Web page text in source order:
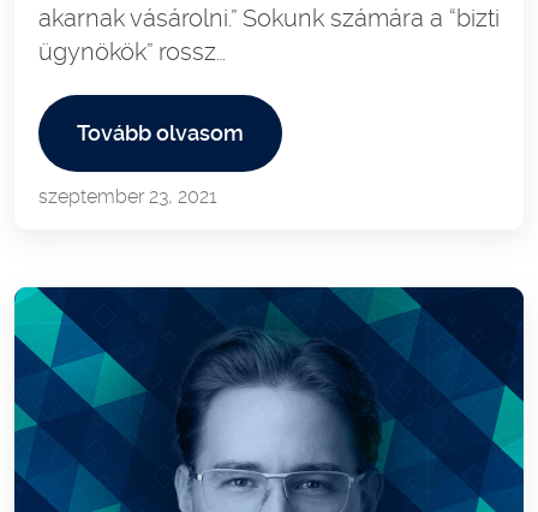
akarnak vásárolni.” Sokunk számára a “bizti
ügynökök” rossz…
Tovább olvasom
szeptember 23, 2021